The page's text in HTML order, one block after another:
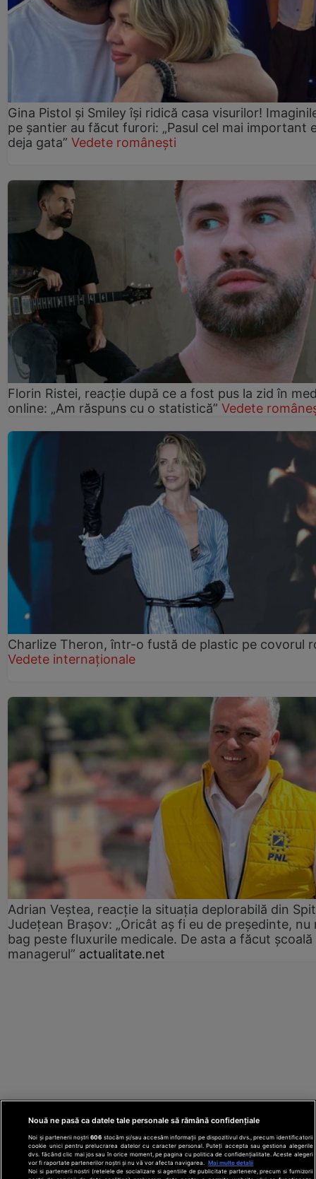
Gina Pistol și Smiley își ridică casa visurilor!
pe șantier au făcut furori: „Pasul cel mai important
deja gata” Vedete românești
Florin Ristei, reacție după ce a fost pus la zid în
online: „Am răspuns cu o statistică” Vedete
Charlize Theron, într-o fustă de plastic pe covorul
Vedete internaționale
Adrian Veștea, reacție la situația deplorabilă din
Județean Brașov: „Oricât aș fi eu de președinte, nu
bag peste fluxurile medicale. De asta a făcut școală
managerul” actualitate.net
Nouă ne pasă ca datele tale personale să rămână confidențiale
Noi și partenerii noștri606 stocăm și/sau accesăm informații pe dispozitivul dvs., precum identificatorii
cookie unici pentru prelucrarea datelor cu caracter personal. Puteți accepta sau gestiona alegerile
dvs. făcând clic mai jos sau în orice moment, pe pagina cu politica de confidențialitate. Aceste alegeri
vor fi raportate partenerilor noștri și nu vă vor afecta navigarea.
Mai multe detalii
Noi si partenerii nostri (retelele de socializare si agentiile de publicitate partenere, precum si furnizorii